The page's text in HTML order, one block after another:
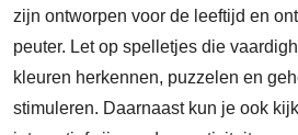
zijn ontworpen voor de leeftijd en
peuter. Let op spelletjes die
kleuren herkennen, puzzelen en
stimuleren. Daarnaast kun je ook